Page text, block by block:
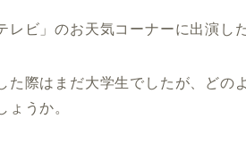
レビ」のお天気コーナーに出演し
た際はまだ大学生でしたが、どの
ょうか。